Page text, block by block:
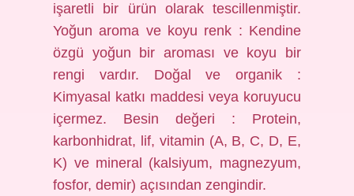
işaretli bir ürün olarak tescillenmiştir.
Yoğun aroma ve koyu renk : Kendine
özgü yoğun bir aroması ve koyu bir
rengi vardır. Doğal ve organik :
Kimyasal katkı maddesi veya koruyucu
içermez. Besin değeri : Protein,
karbonhidrat, lif, vitamin (A, B, C, D, E,
K) ve mineral (kalsiyum, magnezyum,
fosfor, demir) açısından zengindir.